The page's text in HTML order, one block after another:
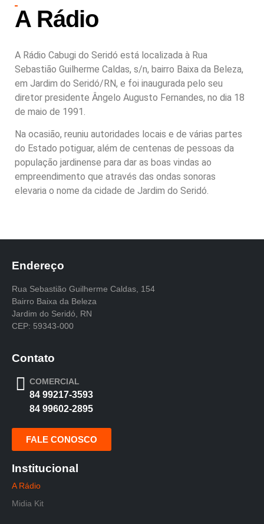
A Rádio
A Rádio Cabugi do Seridó está localizada à Rua
Sebastião Guilherme Caldas, s/n, bairro Baixa da Beleza,
em Jardim do Seridó/RN, e foi inaugurada pelo seu
diretor presidente Ângelo Augusto Fernandes, no dia 18
de maio de 1991.
Na ocasião, reuniu autoridades locais e de várias partes
do Estado potiguar, além de centenas de pessoas da
população jardinense para dar as boas vindas ao
empreendimento que através das ondas sonoras
elevaria o nome da cidade de Jardim do Seridó.
Endereço
Rua Sebastião Guilherme Caldas, 154
Bairro Baixa da Beleza
Jardim do Seridó, RN
CEP: 59343-000
Contato
COMERCIAL
84 99217-3593
84 99602-2895
FALE CONOSCO
Institucional
A Rádio
Midia Kit